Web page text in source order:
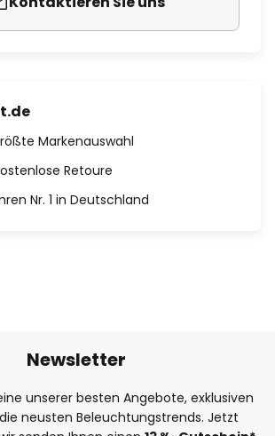
Markenauswahl
Retoure
Nr. 1 in Deutschland
Newsletter
unserer besten Angebote, exklusiven
neusten Beleuchtungstrends. Jetzt